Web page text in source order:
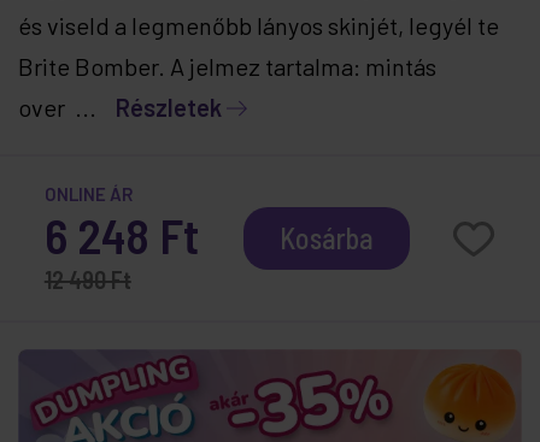
és viseld a legmenőbb lányos skinjét, legyél te
Brite Bomber. A jelmez tartalma: mintás
over ... Részletek
ONLINE ÁR
6 248 Ft
12 490 Ft
Kosárba